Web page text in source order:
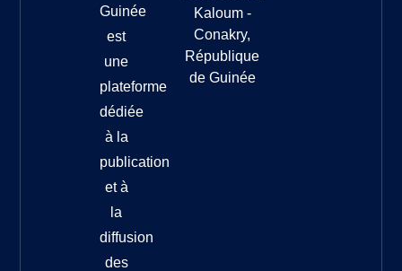
Guinée
est
une
plateforme
dédiée
à la
publication
et à
la
diffusion
des
Kaloum -
Conakry,
République
de Guinée